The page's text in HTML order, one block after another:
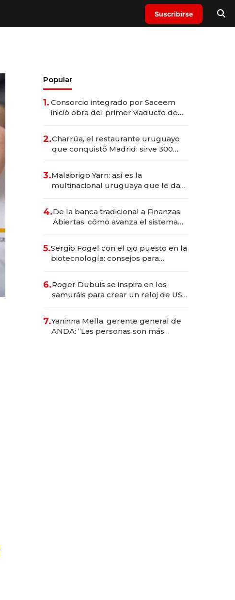
Suscribirse
Popular
1. Consorcio integrado por Saceem
inició obra del primer viaducto de
millones
2.Charrúa, el restaurante uruguayo
que conquistó Madrid: sirve 300
prepara apertura
3.Malabrigo Yarn: así es la
multinacional uruguaya que le da
4.De la banca tradicional a Finanzas
Abiertas: cómo avanza el sistema
5.Sergio Fogel con el ojo puesto en la
biotecnología: consejos para
6.Roger Dubuis se inspira en los
samuráis para crear un reloj de US$
7.Yaninna Mella, gerente general de
ANDA: “Las personas son más